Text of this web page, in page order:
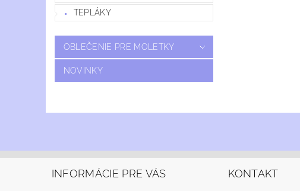
TEPLÁKY
OBLEČENIE PRE MOLETKY
NOVINKY
INFORMÁCIE PRE VÁS KONTAKT